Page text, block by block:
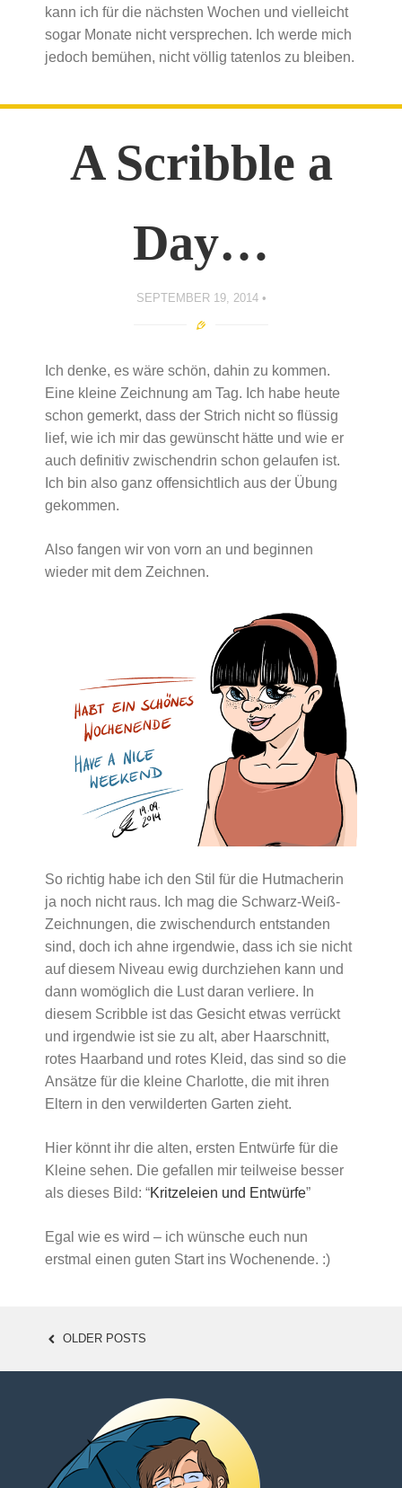
kann ich für die nächsten Wochen und vielleicht
sogar Monate nicht versprechen. Ich werde mich
jedoch bemühen, nicht völlig tatenlos zu bleiben.
A Scribble a
Day…
SEPTEMBER 19, 2014
Ich denke, es wäre schön, dahin zu kommen.
Eine kleine Zeichnung am Tag. Ich habe heute
schon gemerkt, dass der Strich nicht so flüssig
lief, wie ich mir das gewünscht hätte und wie er
auch definitiv zwischendrin schon gelaufen ist.
Ich bin also ganz offensichtlich aus der Übung
gekommen.
Also fangen wir von vorn an und beginnen
wieder mit dem Zeichnen.
So richtig habe ich den Stil für die Hutmacherin
ja noch nicht raus. Ich mag die Schwarz-Weiß-
Zeichnungen, die zwischendurch entstanden
sind, doch ich ahne irgendwie, dass ich sie nicht
auf diesem Niveau ewig durchziehen kann und
dann womöglich die Lust daran verliere. In
diesem Scribble ist das Gesicht etwas verrückt
und irgendwie ist sie zu alt, aber Haarschnitt,
rotes Haarband und rotes Kleid, das sind so die
Ansätze für die kleine Charlotte, die mit ihren
Eltern in den verwilderten Garten zieht.
Hier könnt ihr die alten, ersten Entwürfe für die
Kleine sehen. Die gefallen mir teilweise besser
als dieses Bild: “Kritzeleien und Entwürfe”
Egal wie es wird – ich wünsche euch nun
erstmal einen guten Start ins Wochenende. :)
POSTS
OLDER POSTS